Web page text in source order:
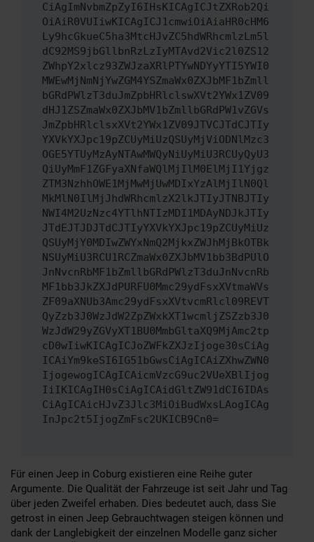
CiAgImNvbmZpZyI6IHsKICAgICJtZXRob2Qi
OiAiR0VUIiwKICAgICJ1cmwiOiAiaHR0cHM6
Ly9hcGkueC5ha3MtcHJvZC5hdWRhcmlzLm5l
dC92MS9jbGllbnRzLzIyMTAvd2Vic2l0ZS12
ZWhpY2xlcz93ZWJzaXRlPTYwNDYyYTI5YWI0
MWEwMjNmNjYwZGM4YSZmaWx0ZXJbMF1bZmll
bGRdPWlzT3duJmZpbHRlclswXVt2YWx1ZV09
dHJ1ZSZmaWx0ZXJbMV1bZmllbGRdPW1vZGVs
JmZpbHRlclsxXVt2YWx1ZV09JTVCJTdCJTIy
YXVkYXJpc19pZCUyMiUzQSUyMjViODNlMzc3
OGE5YTUyMzAyNTAwMWQyNiUyMiU3RCUyQyU3
QiUyMmF1ZGFyaXNfaWQlMjIlM0ElMjI1Yjgz
ZTM3NzhhOWE1MjMwMjUwMDIxYzAlMjIlN0Ql
MkMlN0IlMjJhdWRhcmlzX2lkJTIyJTNBJTIy
NWI4M2UzNzc4YTlhNTIzMDI1MDAyNDJkJTIy
JTdEJTJDJTdCJTIyYXVkYXJpc19pZCUyMiUz
QSUyMjY0MDIwZWYxNmQ2MjkxZWJhMjBkOTBk
NSUyMiU3RCU1RCZmaWx0ZXJbMV1bb3BdPUlO
JnNvcnRbMF1bZmllbGRdPWlzT3duJnNvcnRb
MF1bb3JkZXJdPURFU0Mmc29ydFsxXVtmaWVs
ZF09aXNUb3Amc29ydFsxXVtvcmRlcl09REVT
QyZzb3J0WzJdW2ZpZWxkXT1wcmljZSZzb3J0
WzJdW29yZGVyXT1BU0MmbGltaXQ9MjAmc2tp
cD0wIiwKICAgICJoZWFkZXJzIjoge30sCiAg
ICAiYm9keSI6IG51bGwsCiAgICAiZXhwZWN0
IjogewogICAgICAicmVzcG9uc2VUeXBlIjog
IiIKICAgIH0sCiAgICAidGltZW91dCI6IDAs
CiAgICAicHJvZ3Jlc3MiOiBudWxsLAogICAg
InJpc2t5IjogZmFsc2UKICB9Cn0=
Für einen Jeep in Coburg existieren eine Reihe guter
Argumente. Die Qualität der Fahrzeuge ist seit Jahr und Tag
über jeden Zweifel erhaben. Dies bedeutet auch, dass Sie
getrost in einen Jeep Gebrauchtwagen steigen können und
dank der Langlebigkeit der einzelnen Modelle ganz sicher